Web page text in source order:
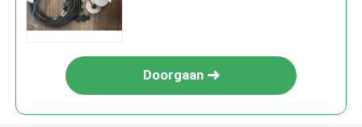
Doorgaan